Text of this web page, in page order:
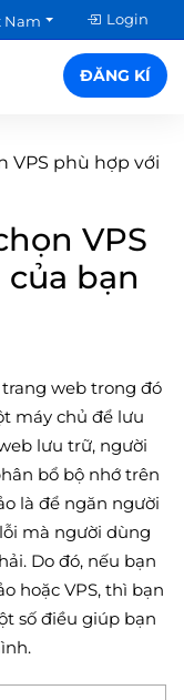
Nam Login
ĐĂNG KÍ
VPS phù hợp với
VPS
bạn
web trong đó
máy chủ để lưu
lưu trữ, người
bổ bộ nhớ trên
là để ngăn người
mà người dùng
Do đó, nếu bạn
hoặc VPS, thì bạn
số điều giúp bạn